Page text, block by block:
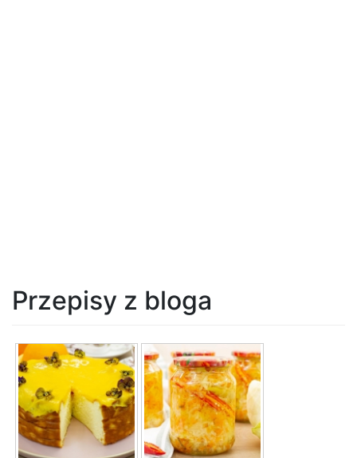
Przepisy z bloga